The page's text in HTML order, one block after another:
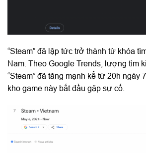
“Steam” đã lập tức trở thành từ khóa
Nam. Theo Google Trends, lượng tìm
“Steam” đã tăng mạnh kể từ 20h ngày
kho game này bắt đầu gặp sự cố.